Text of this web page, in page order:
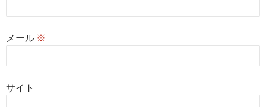
メール ※
サイト